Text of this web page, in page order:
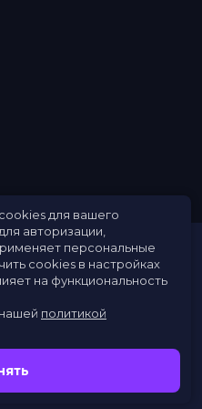
для вашего
авторизации,
персональные
cookies в настройках
на функциональность
политикой